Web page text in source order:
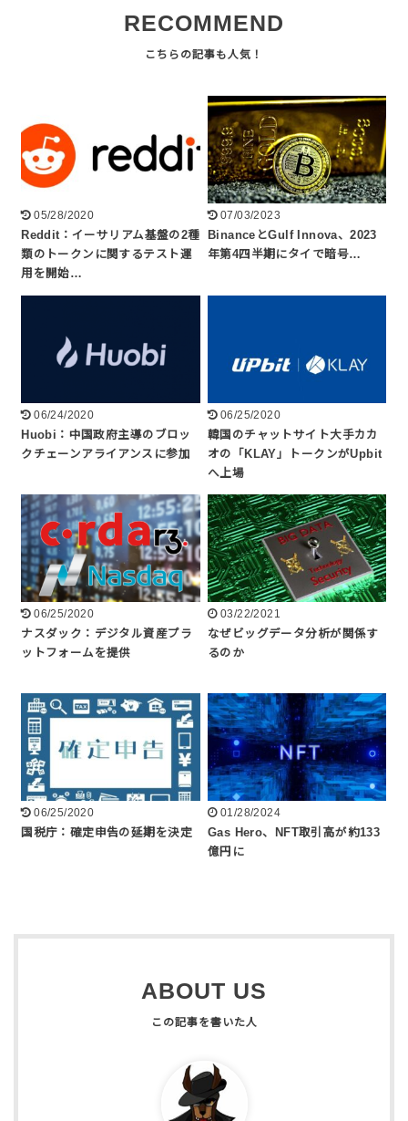
RECOMMEND
05/28/2020
Reddit：イーサリアム基盤の2種
類のトークンに関するテスト運
用を開始…
07/03/2023
BinanceとGulf Innova、2023
年第4四半期にタイで暗号…
06/24/2020
Huobi：中国政府主導のブロッ
クチェーンアライアンスに参加
06/25/2020
韓国のチャットサイト大手カカ
オの「KLAY」トークンがUpbit
へ上場
06/25/2020
ナスダック：デジタル資産プラ
ットフォームを提供
03/22/2021
なぜビッグデータ分析が関係す
るのか
06/25/2020
国税庁：確定申告の延期を決定
01/28/2024
Gas Hero、NFT取引高が約133
億円に
ABOUT US